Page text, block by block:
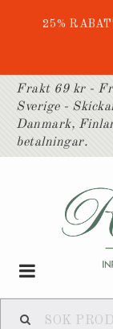
25%
Frakt 69 kr -
Sverige -
Danmark,
betalningar.
Toggle